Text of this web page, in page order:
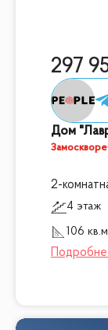
297
Дом
2-
4 этаж
106 кв.м